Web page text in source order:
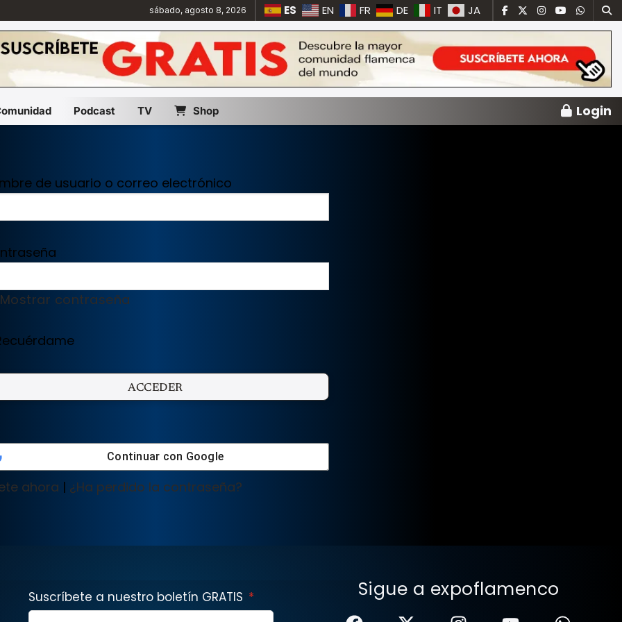
sábado, agosto 8, 2026 ES EN FR DE IT JA
Podcast TV Shop Login
de usuario o correo electrónico
Mostrar contraseña
Continuar con Google
ahora | ¿Ha perdido la contraseña?
Suscríbete a nuestro boletín GRATIS Sigue a expoflamenco